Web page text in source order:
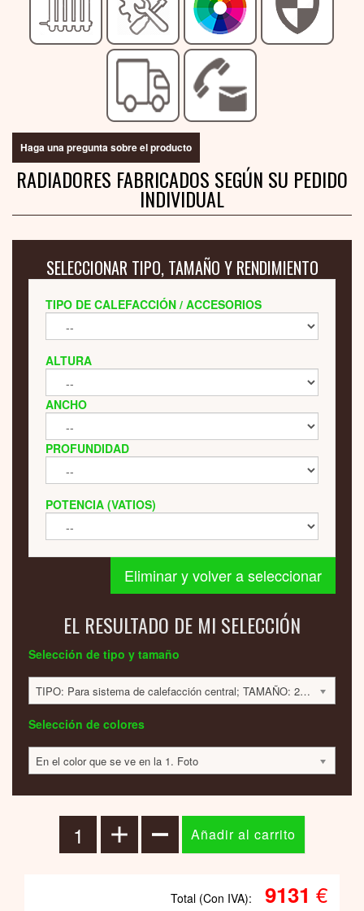
Haga una pregunta sobre el producto
RADIADORES FABRICADOS SEGÚN SU PEDIDO
INDIVIDUAL
SELECCIONAR TIPO, TAMAÑO Y RENDIMIENTO
TIPO DE CALEFACCIÓN / ACCESORIOS
ALTURA
ANCHO
PROFUNDIDAD
POTENCIA (VATIOS)
Eliminar y volver a seleccionar
EL RESULTADO DE MI SELECCIÓN
Selección de tipo y tamaño
TIPO: Para sistema de calefacción central; TAMAÑO: 2200x500x30mm; 982 VATIOS; 9131 EUR
Selección de colores
En el color que se ve en la 1. Foto
Total (Con IVA): 9131 €